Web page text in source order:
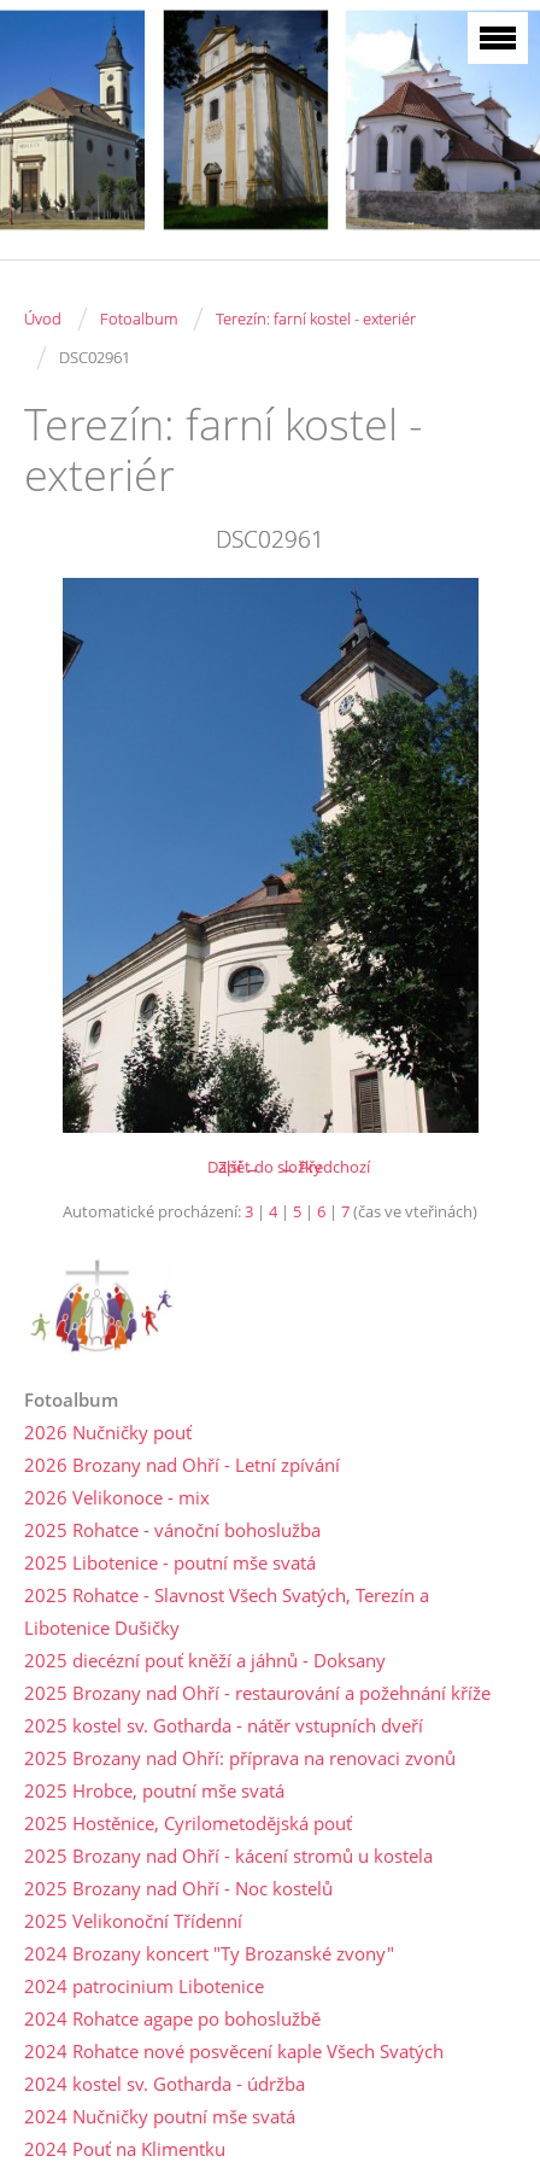
Úvod / Fotoalbum / Terezín: farní kostel - exteriér
/ DSC02961
Terezín: farní kostel -
exteriér
DSC02961
← Předchozí
Další →
Zpět do složky
Automatické procházení:3 | 4| 5 | 6 | 7(čas ve vteřinách)
Fotoalbum
2026 Nučničky pouť
2026 Brozany nad Ohří - Letní zpívání
2026 Velikonoce - mix
2025 Rohatce - vánoční bohoslužba
2025 Libotenice - poutní mše svatá
2025 Rohatce - Slavnost Všech Svatých, Terezín a
Libotenice Dušičky
2025 diecézní pouť kněží a jáhnů - Doksany
2025 Brozany nad Ohří - restaurování a požehnání kříže
2025 kostel sv. Gotharda - nátěr vstupních dveří
2025 Brozany nad Ohří: příprava na renovaci zvonů
2025 Hrobce, poutní mše svatá
2025 Hostěnice, Cyrilometodějská pouť
2025 Brozany nad Ohří - kácení stromů u kostela
2025 Brozany nad Ohří - Noc kostelů
2025 Velikonoční Třídenní
2024 Brozany koncert "Ty Brozanské zvony"
2024 patrocinium Libotenice
2024 Rohatce agape po bohoslužbě
2024 Rohatce nové posvěcení kaple Všech Svatých
2024 kostel sv. Gotharda - údržba
2024 Nučničky poutní mše svatá
2024 Pouť na Klimentku